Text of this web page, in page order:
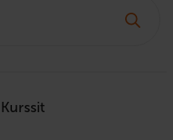
Kurssit